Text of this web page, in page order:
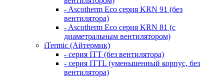
- Ascotherm Eco серия KRN 91 (без
вентилятора)
- Ascotherm Eco серия KRN 81 (с
диаметральным вентилятором)
iTermic (Айтермик)
- серия ITT (без вентилятора)
- серия ITTL (уменьшенный корпус, без
вентилятора)